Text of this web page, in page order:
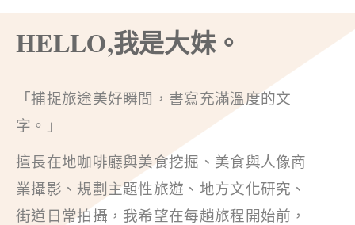
HELLO,我是大妹。
「捕捉旅途美好瞬間，書寫充滿溫度的文
字。」
擅長在地咖啡廳與美食挖掘、美食與人像商
業攝影、規劃主題性旅遊、地方文化研究、
街道日常拍攝，我希望在每趟旅程開始前，